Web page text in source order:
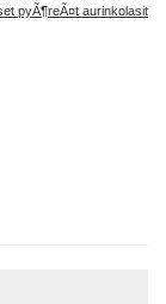
pyÃ¶reÃ¤t aurinkolasit